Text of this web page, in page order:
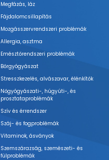
Megfázás, láz
Fájdalomcsillapítás
Mozgásszervrendszeri problémák
Allergia, asztma
Emésztőrendszeri problémák
Bőrgyógyászat
Stresszkezelés, alvászavar, élénkítők
Nőgyógyászati-, húgyúti-, és
prosztataproblémák
Szív és érrendszer
Száj- és fogproblémák
Vitaminok, ásványok
Szemszárazság, szemészeti- és
fülproblémák